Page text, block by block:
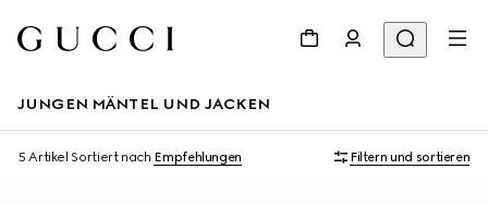
JUNGEN MÄNTEL UND JACKEN
5 Artikel Sortiert nach Empfehlungen Filtern und sortieren